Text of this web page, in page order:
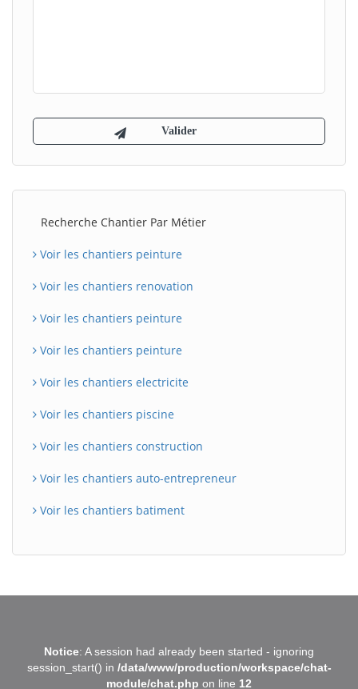
Recherche Chantier Par Métier
Voir les chantiers peinture
Voir les chantiers renovation
Voir les chantiers peinture
Voir les chantiers peinture
Voir les chantiers electricite
Voir les chantiers piscine
Voir les chantiers construction
Voir les chantiers auto-entrepreneur
Voir les chantiers batiment
Notice: A session had already been started - ignoring
session_start() in /data/www/production/workspace/chat-
module/chat.php on line 12
B
Assistant en ligne